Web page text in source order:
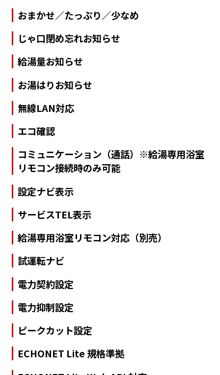
おまかせ／たっぷり／少なめ
じゃ口閉め忘れお知らせ
給湯量お知らせ
お湯はりお知らせ
無線LAN対応
エコ確認
コミュニケーション（通話）※給湯専用浴室
リモコン接続時のみ可能
設定ナビ表示
サービスTEL表示
給湯専用浴室リモコン対応（別売）
試運転ナビ
電力契約設定
電力抑制設定
ピークカット設定
ECHONET Lite 規格準拠